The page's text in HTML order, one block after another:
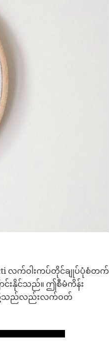
လက်ဝါးကပ်တိုင်ချုပ်ပုံစံတက်
င်းနိုင်သည်။ ဤစီမံကိန်း
တို့သည်လည်းလက်ဝတ်